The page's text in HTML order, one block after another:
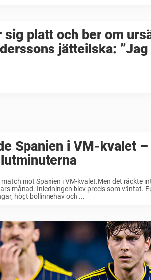
sig platt och ber om
jätteilska: ”Jag
Spanien i VM-kvalet –
mot Spanien i VM-kvalet.Men det räckte
månad. Inledningen blev precis som väntat.
högt bollinnehav och ...